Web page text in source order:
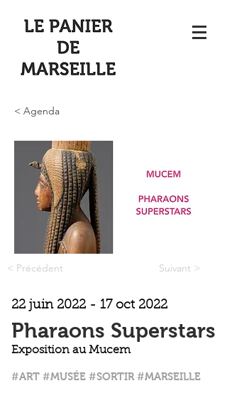
< Agenda
< Précédent Suivant >
22 juin 2022 - 17 oct 2022
Pharaons Superstars
Exposition au Mucem
#ART #MUSÉE #SORTIR #MARSEILLE